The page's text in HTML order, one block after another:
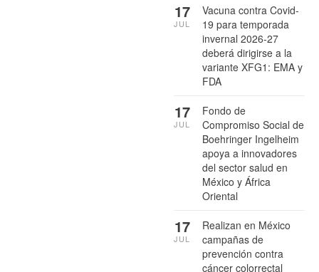
Vacuna contra Covid-
19 para temporada
invernal 2026-27
deberá dirigirse a la
variante XFG1: EMA y
FDA
17
JUL
Fondo de
Compromiso Social de
Boehringer Ingelheim
apoya a innovadores
del sector salud en
México y África
Oriental
17
JUL
Realizan en México
campañas de
prevención contra
cáncer colorrectal
17
JUL